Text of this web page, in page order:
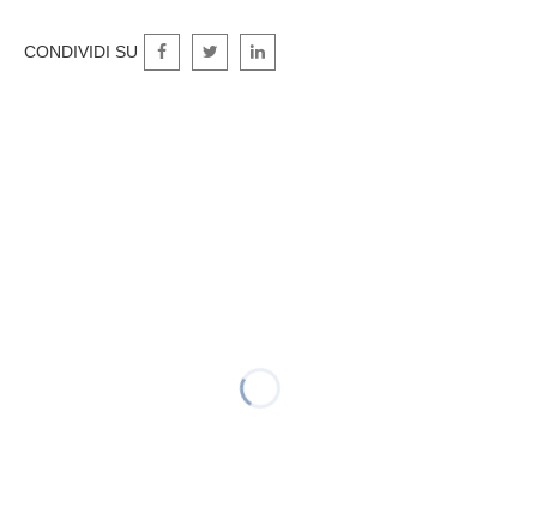
CONDIVIDI SU